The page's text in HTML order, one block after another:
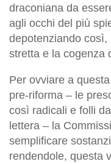
draconiana da
agli occhi del più
depotenziando così,
stretta e la cogenza
Per ovviare a
pre-riforma – le
così radicali e folli
lettera – la
semplificare
rendendole, questa